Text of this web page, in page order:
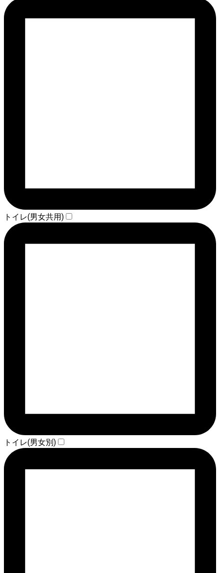
トイレ(男女共用)
トイレ(男女別)